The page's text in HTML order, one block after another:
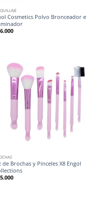
Cosmetics Polvo Bronceador e
de Brochas y Pinceles X8 Engol